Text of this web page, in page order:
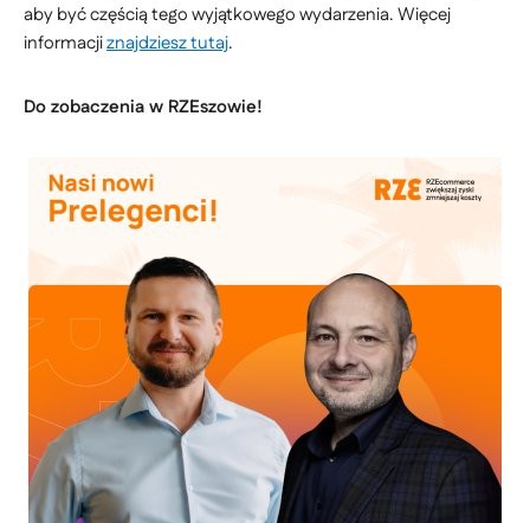
aby być częścią tego wyjątkowego wydarzenia. Więcej
informacjiznajdziesz tutaj.
Do zobaczenia w RZEszowie!